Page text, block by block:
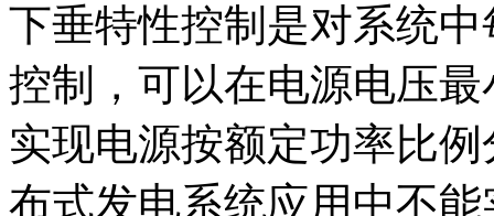
下垂特性控制是对系统
控制，可以在电源电压
实现电源按额定功率比
布式发电系统应用中不